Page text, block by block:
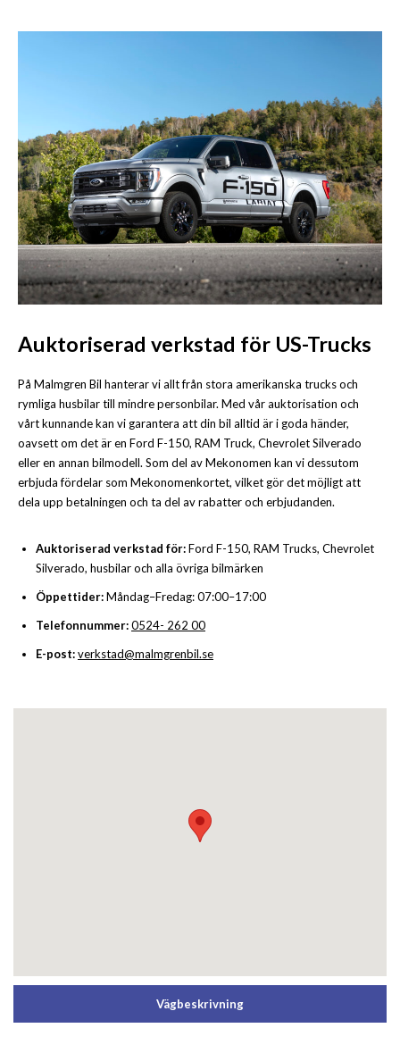
Auktoriserad verkstad för US-Trucks
På Malmgren Bil hanterar vi allt från stora amerikanska trucks och
rymliga husbilar till mindre personbilar. Med vår auktorisation och
vårt kunnande kan vi garantera att din bil alltid är i goda händer,
oavsett om det är en Ford F-150, RAM Truck, Chevrolet Silverado
eller en annan bilmodell. Som del av Mekonomen kan vi dessutom
erbjuda fördelar som Mekonomenkortet, vilket gör det möjligt att
dela upp betalningen och ta del av rabatter och erbjudanden.
Auktoriserad verkstad för:Ford F-150, RAM Trucks, Chevrolet
Silverado, husbilar och alla övriga bilmärken
Öppettider:Måndag–Fredag: 07:00–17:00
Telefonnummer:0524- 262 00
E-post:verkstad@malmgrenbil.se
Vägbeskrivning